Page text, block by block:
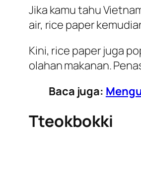
Jika kamu tahu
air, rice paper
Kini, rice paper juga
olahan makanan.
Baca juga:
Tteokbokki